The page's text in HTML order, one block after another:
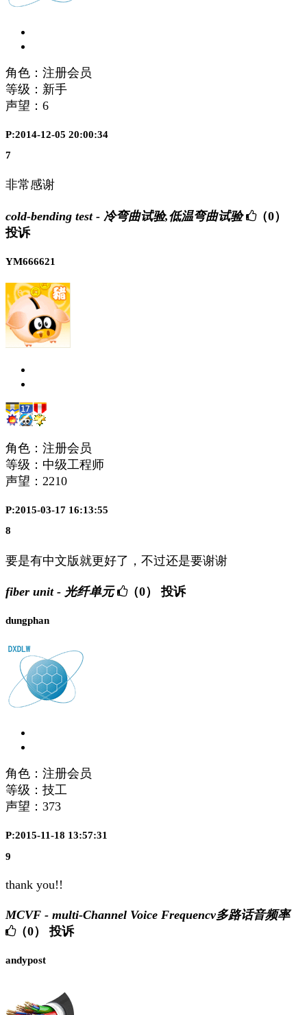
角色：注册会员
等级：新手
声望： 6
P:2014-12-05 20:00:34
7
非常感谢
cold-bending test - 冷弯曲试验,低温弯曲试验
（0）
投诉
YM666621
角色：注册会员
等级：中级工程师
声望： 2210
P:2015-03-17 16:13:55
8
要是有中文版就更好了，不过还是要谢谢
fiber unit - 光纤单元 （0） 投诉
dungphan
角色：注册会员
等级：技工
声望： 373
P:2015-11-18 13:57:31
9
thank you!!
MCVF - multi-Channel Voice Frequencv多路话音频率
（0）
投诉
andypost